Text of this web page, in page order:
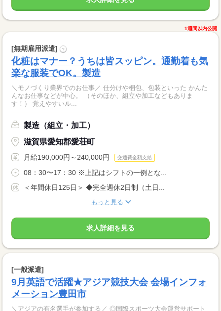
1週間以内公開
[無期雇用派遣] ?
化粧はマナー？うちは皆スッピン。通勤着も気
楽な服装でOK。製造
＼モノづくり業界でのお仕事／ 仕分けや梱包、包装といった かんた
んなお仕事などが中心。 （そのほか、組立や加工などもありま
す！） 覚えやすいル...
製造（組立・加工）
滋賀県愛知郡愛荘町
月給190,000円～240,000円 交通費全額支給
08：30〜17：30 ※上記はシフトの一例とな...
＜年間休日125日＞ ◆完全週休2日制（土日...
もっと見る
求人詳細を見る
[一般派遣]
9月英語で活躍★アジア競技大会 会場インフォ
メーション豊田市
＼アジアの有名選手が参加する／ ◎国際スポーツ大会運営サポート